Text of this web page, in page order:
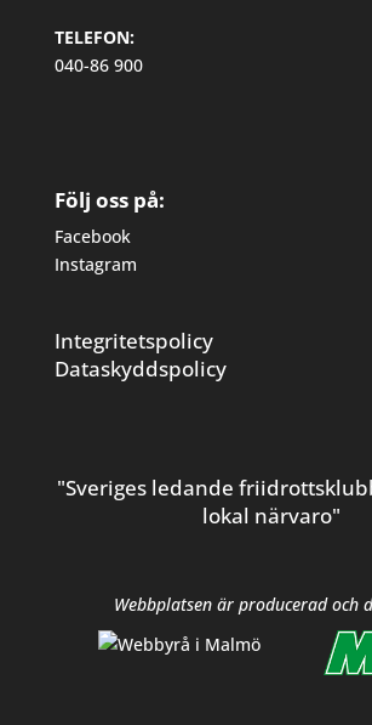
TELEFON:
040-86 900
Följ oss på:
Facebook
Instagram
Integritetspolicy
Dataskyddspolicy
"Sveriges ledande
lokal närvaro"
Webbplatsen är producerad och